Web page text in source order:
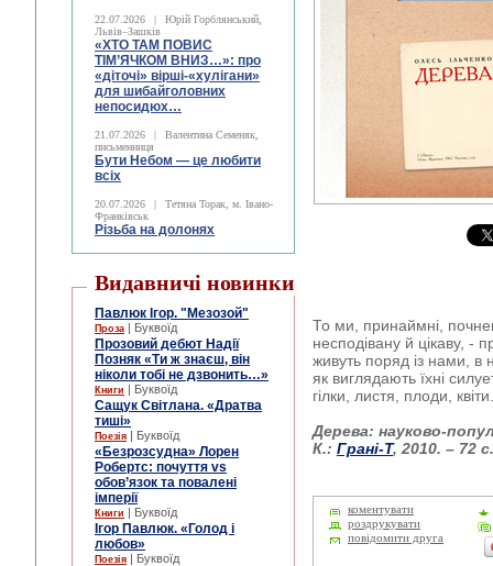
22.07.2026 |
Юрій Горблянський,
Львів–Зашків
«ХТО ТАМ ПОВИС
ТІМ’ЯЧКОМ ВНИЗ…»: про
«діточі» вірші-«хулігани»
для шибайголовних
непосидюх…
21.07.2026 |
Валентина Семеняк,
письменниця
Бути Небом ― це любити
всіх
20.07.2026 |
Тетяна Торак, м. Івано-
Франківськ
Різьба на долонях
Видавничі новинки
Павлюк Ігор. "Мезозой"
Проза | Буквоїд
Прозовий дебют Надії
Позняк «Ти ж знаєш, він
ніколи тобі не дзвонить…»
Книги | Буквоїд
Сащук Світлана. «Дратва
тиші»
Поезія | Буквоїд
«Безрозсудна» Лорен
Робертс: почуття vs
обов’язок та повалені
імперії
Книги | Буквоїд
Ігор Павлюк. «Голод і
любов»
Поезія | Буквоїд
То ми, принаймні,
несподівану й цікаву, -
живуть поряд із нами, в
як виглядають їхні
гілки, листя, плоди, квіти.
Дерева: науково-
К.: Грані-Т, 2010. – 72 с.
коментувати
роздрукувати
повідомити друга